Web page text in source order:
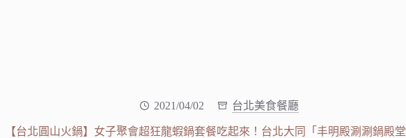
2021/04/02 台北美食餐廳
【台北圓山火鍋】女子聚會超狂龍蝦鍋套餐吃起來！台北大同「丰明殿涮涮鍋殿堂